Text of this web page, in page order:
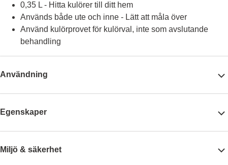
0,35 L - Hitta kulörer till ditt hem
Används både ute och inne - Lätt att måla över
Använd kulörprovet för kulörval, inte som avslutande
behandling
Användning
Egenskaper
Miljö & säkerhet